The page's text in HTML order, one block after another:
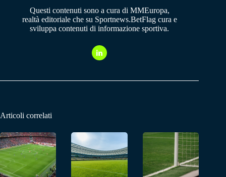
Questi contenuti sono a cura di MMEuropa,
realtà editoriale che su Sportnews.BetFlag cura e
sviluppa contenuti di informazione sportiva.
Articoli correlati